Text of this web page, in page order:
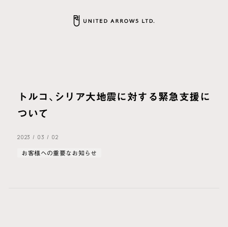
トルコ、シリア大地震に対する緊急支援に
ついて
2023 / 03 / 02
お客様への重要なお知らせ